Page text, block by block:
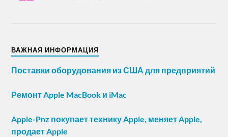
ВАЖНАЯ ИНФОРМАЦИЯ
Поставки оборудования из США для предприятий
Ремонт Apple MacBook и iMac
Apple-Pnz покупает технику Apple, меняет Apple,
продает Apple